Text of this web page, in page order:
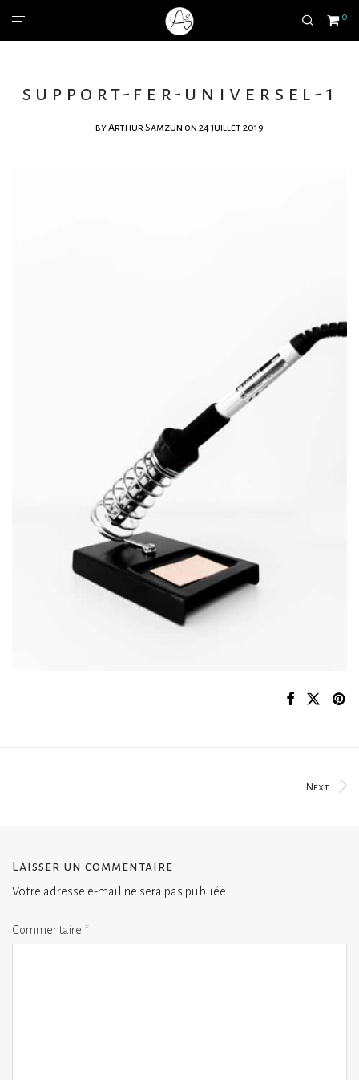
0
support-fer-universel-1
byArthur Samzun on 24 juillet 2019
Next
Laisser un commentaire
Votre adresse e-mail ne sera pas publiée.
Commentaire *